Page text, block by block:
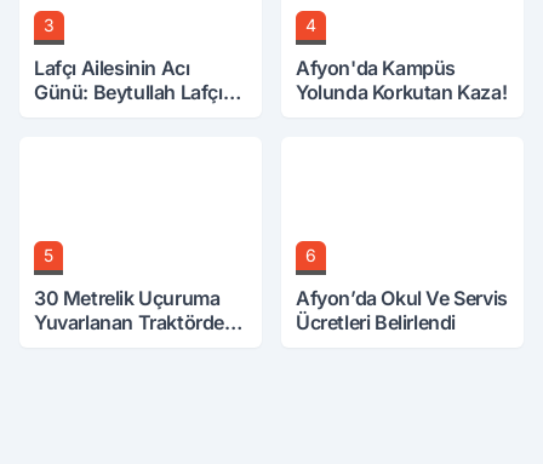
3
Lafçı Ailesinin Acı
Günü: Beytullah Lafçı
4
Afyon'da Kampüs
Yolunda Korkutan Kaza!
5
30 Metrelik Uçuruma
Yuvarlanan Traktörden
6
Afyon’da Okul Ve Servis
Ücretleri Belirlendi